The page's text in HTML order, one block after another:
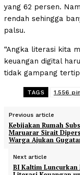
yang 62 persen.
rendah sehingga
palsu.
“Angka literasi kita
keuangan digital
tidak gampang
TAGS 1.556
Previous article
Kebijakan Rumah
Maruarar Sirait
Warga Ajukan
Next article
BI Kaltim Luncurkan